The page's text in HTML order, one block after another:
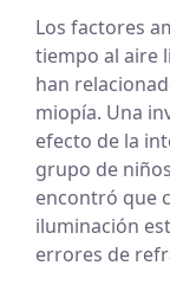
Los factores
tiempo al aire
han
miopía. Una
efecto de la
grupo de
encontró que
iluminación
errores de